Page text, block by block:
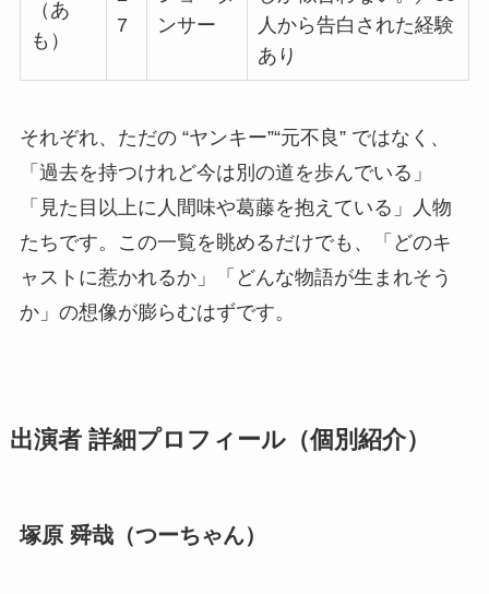
（あ
も）
7
ンサー
人から告白された経験
あり
それぞれ、ただの “ヤンキー”“元不良” ではなく、
「過去を持つけれど今は別の道を歩んでいる」
「見た目以上に人間味や葛藤を抱えている」人物
たちです。この一覧を眺めるだけでも、「どのキ
ャストに惹かれるか」「どんな物語が生まれそう
か」の想像が膨らむはずです。
出演者 詳細プロフィール（個別紹介）
塚原 舜哉（つーちゃん）